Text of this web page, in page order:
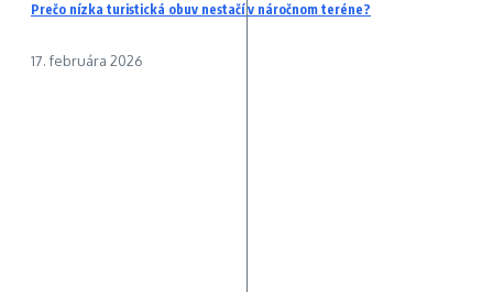
Prečo nízka turistická obuv nestačí v náročnom teréne?
17. februára 2026